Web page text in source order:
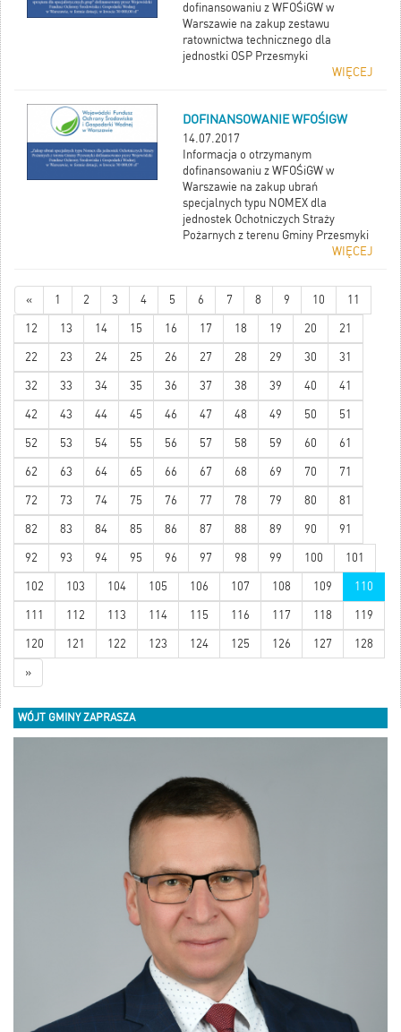
dofinansowaniu z WFOŚiGW w
Warszawie na zakup zestawu
ratownictwa technicznego dla
jednostki OSP Przesmyki
WIĘCEJ
DOFINANSOWANIE WFOŚIGW
14.07.2017
Informacja o otrzymanym
dofinansowaniu z WFOŚiGW w
Warszawie na zakup ubrań
specjalnych typu NOMEX dla
jednostek Ochotniczych Straży
Pożarnych z terenu Gminy Przesmyki
WIĘCEJ
« 1 2 3 4 5 6 7 8 9 10 11
12 13 14 15 16 17 18 19 20 21
22 23 24 25 26 27 28 29 30 31
32 33 34 35 36 37 38 39 40 41
42 43 44 45 46 47 48 49 50 51
52 53 54 55 56 57 58 59 60 61
62 63 64 65 66 67 68 69 70 71
72 73 74 75 76 77 78 79 80 81
82 83 84 85 86 87 88 89 90 91
92 93 94 95 96 97 98 99 100 101
102 103 104 105 106 107 108 109 110
111 112 113 114 115 116 117 118 119
120 121 122 123 124 125 126 127 128
»
WÓJT GMINY ZAPRASZA